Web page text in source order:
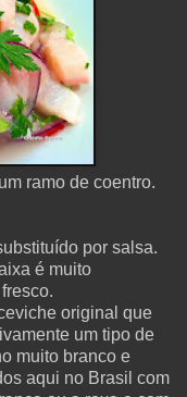
ramo de coentro.
por salsa.
é muito
original que
um tipo de
muito branco e
aqui no Brasil com